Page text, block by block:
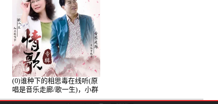
(0)谁种下的相思毒在线听(原
唱是音乐走廊/歌一生)，小群
演唱点播:8975次